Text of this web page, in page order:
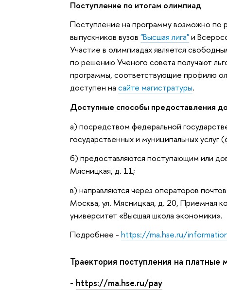
Поступление по итогам олимпиад
Поступление на программу возможно
выпускников вузов"Высшая лига"и
Участие в олимпиадах является
по решению Ученого совета получают
программы, соответствующие профилю
доступен насайте магистратуры.
Доступные способы предоставления
а) посредством федеральной
государственных и муниципальных услуг
б) предоставляются поступающим или
Мясницкая, д. 11;
в) направляются через операторов
Москва, ул. Мясницкая, д. 20, Приемная
университет «Высшая школа экономики».
Подробнее -https://ma.hse.ru/
Траектория поступления на платные
- https://ma.hse.ru/pay